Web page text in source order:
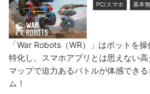
PC/スマホ 基本
「War Robots（WR）」はボットを
特化し、スマホアプリとは思えない
マップで迫力あるバトルが体感でき
ム！